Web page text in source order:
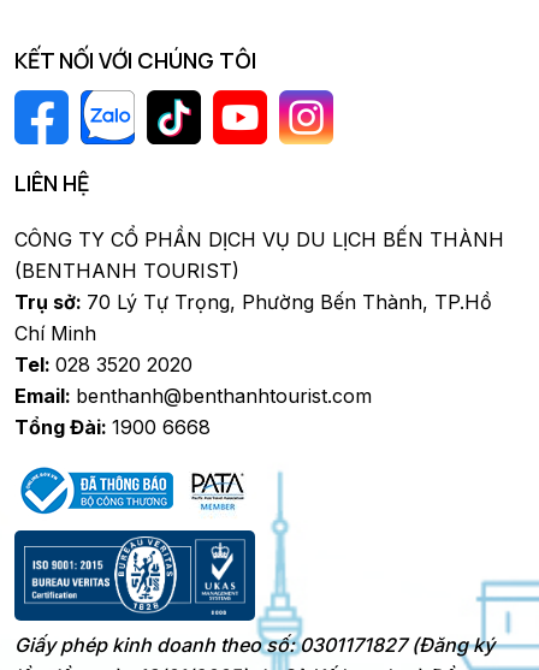
KẾT NỐI VỚI CHÚNG TÔI
LIÊN HỆ
CÔNG TY CỔ PHẦN DỊCH VỤ DU LỊCH BẾN THÀNH
(BENTHANH TOURIST)
Trụ sở: 70 Lý Tự Trọng, Phường Bến Thành, TP.Hồ
Chí Minh
Tel: 028 3520 2020
Email: benthanh@benthanhtourist.com
Tổng Đài: 1900 6668
Giấy phép kinh doanh theo số: 0301171827 (Đăng ký